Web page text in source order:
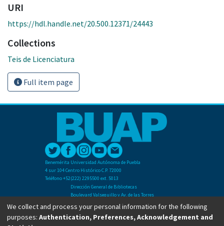
URI
https://hdl.handle.net/20.500.12371/24443
Collections
Teis de Licenciatura
Full item page
Benemérita Universidad Autónoma de Puebla
4 sur 104 Centro Histórico C.P. 72000
Teléfono +52(222) 2295500 ext. 5013
Dirección General de Bibliotecas
Boulevard Valsequillo y Av. de las Torres
Ciudad Universitaria. Col. San Manuel
C.P. 72570
Teléfono +52 (222) 2295500 Ext 2901
We collect and process your personal information for the following
purposes: Authentication, Preferences, Acknowledgement and